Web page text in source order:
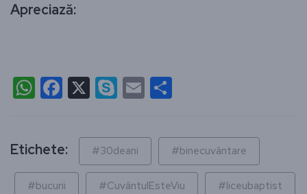
Apreciază:
WhatsApp
Facebook
X Skype
Email
Etichete: #30deani #binecuvântare
#bucurii #CuvântulEsteViu #liceubaptist